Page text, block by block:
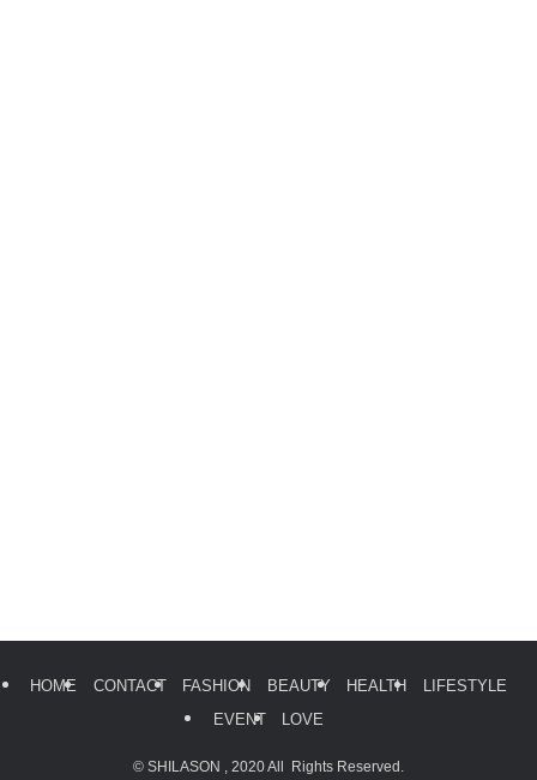
HOME CONTACT FASHION BEAUTY HEALTH
LIFESTYLE
EVENT
LOVE
© SHILASON , 2020 All Rights Reserved.